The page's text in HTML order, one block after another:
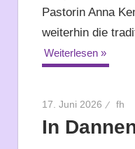
Pastorin Anna
weiterhin die
Weiterlesen
17. Juni 2026 fh
In